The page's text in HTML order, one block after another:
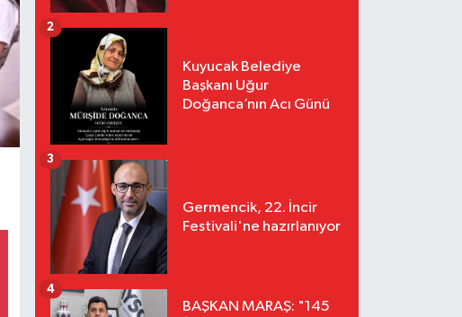
Kuyucak Belediye
Başkanı Uğur
Doğanca’nın Acı Günü
2
Germencik, 22. İncir
Festivali'ne hazırlanıyor
3
BAŞKAN MARAŞ: "145
4